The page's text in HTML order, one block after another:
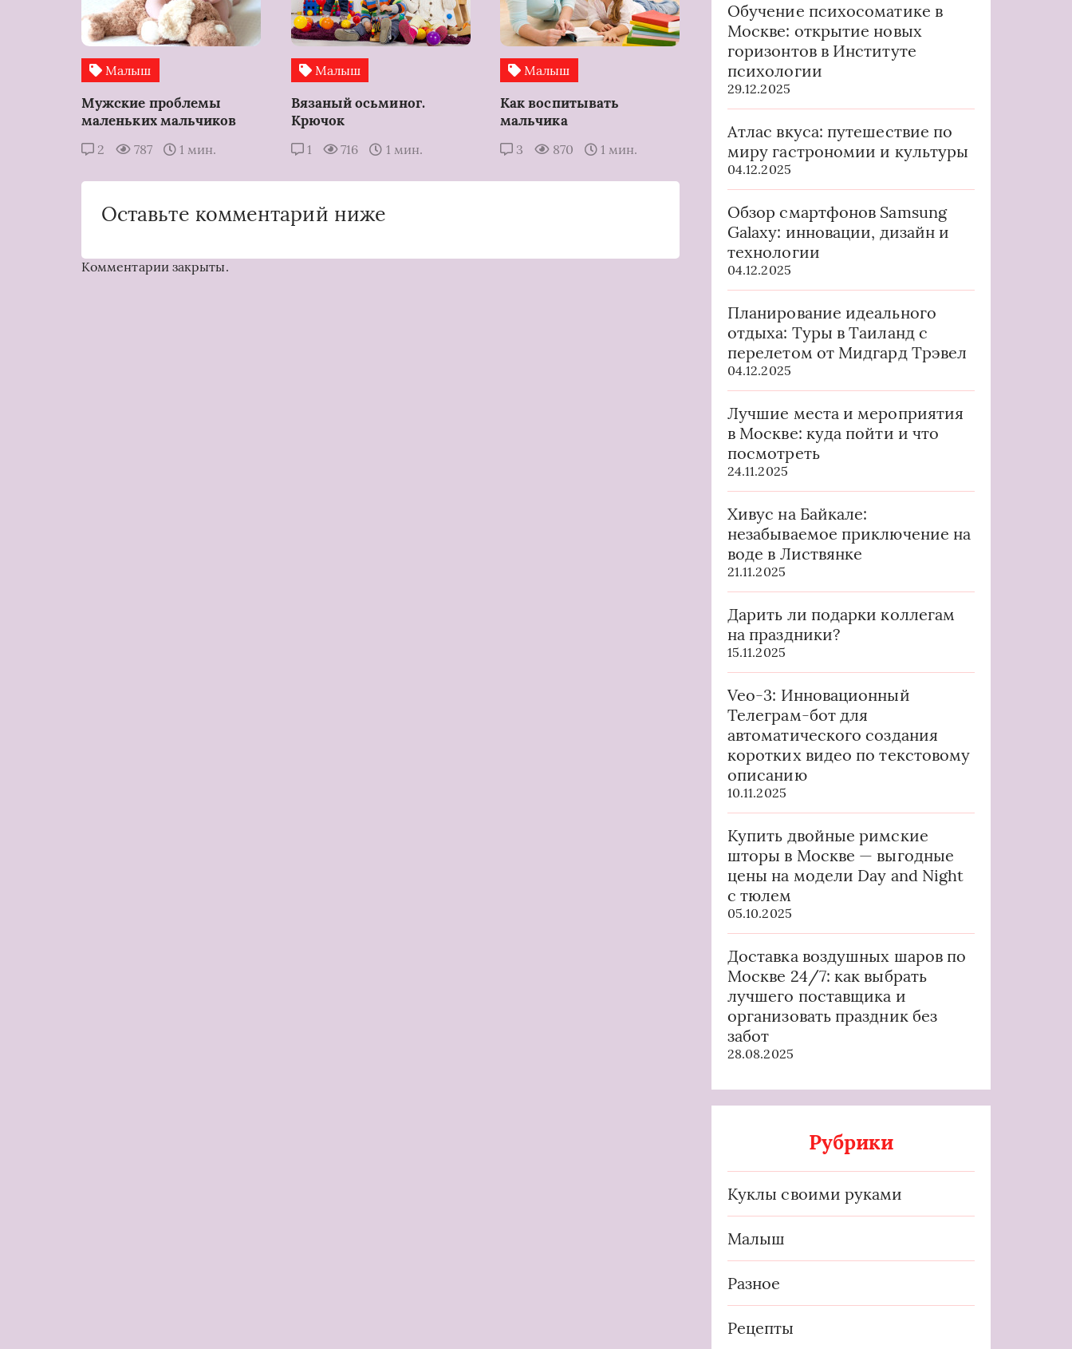
Малыш
Мужские проблемы
маленьких мальчиков
2 787 1 мин.
Малыш
Вязаный осьминог.
Крючок
1 716 1 мин.
Малыш
Как воспитывать
мальчика
3 870 1 мин.
Оставьте комментарий ниже
Комментарии закрыты.
Обучение психосоматике в
Москве: открытие новых
горизонтов в Институте
психологии
29.12.2025
Атлас вкуса: путешествие по
миру гастрономии и культуры
04.12.2025
Обзор смартфонов Samsung
Galaxy: инновации, дизайн и
технологии
04.12.2025
Планирование идеального
отдыха: Туры в Таиланд с
перелетом от Мидгард Трэвел
04.12.2025
Лучшие места и мероприятия
в Москве: куда пойти и что
посмотреть
24.11.2025
Хивус на Байкале:
незабываемое приключение на
воде в Листвянке
21.11.2025
Дарить ли подарки коллегам
на праздники?
15.11.2025
Veo-3: Инновационный
Телеграм-бот для
автоматического создания
коротких видео по текстовому
описанию
10.11.2025
Купить двойные римские
шторы в Москве — выгодные
цены на модели Day and Night
с тюлем
05.10.2025
Доставка воздушных шаров по
Москве 24/7: как выбрать
лучшего поставщика и
организовать праздник без
забот
28.08.2025
Рубрики
Куклы своими руками
Малыш
Разное
Рецепты